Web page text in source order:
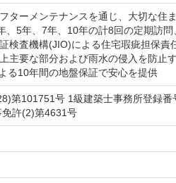
ターメンテナンスを通じ、大切な住
、5年、7年、10年の計8回の定期訪
検査機構(JIO)による住宅瑕疵担保
主要な部分および雨水の侵入を防止
る10年間の地盤保証で安心を提供
第101751号 1級建築士事務所登録
許(2)第4631号